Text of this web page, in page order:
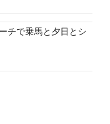
チで乗馬と夕日とシ